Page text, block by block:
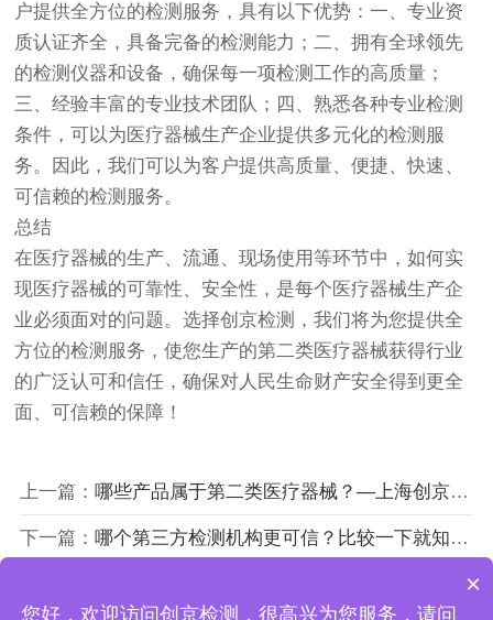
户提供全方位的检测服务，具有以下优势：一、专业资
质认证齐全，具备完备的检测能力；二、拥有全球领先
的检测仪器和设备，确保每一项检测工作的高质量；
三、经验丰富的专业技术团队；四、熟悉各种专业检测
条件，可以为医疗器械生产企业提供多元化的检测服
务。因此，我们可以为客户提供高质量、便捷、快速、
可信赖的检测服务。
总结
在医疗器械的生产、流通、现场使用等环节中，如何实
现医疗器械的可靠性、安全性，是每个医疗器械生产企
业必须面对的问题。选择创京检测 ，我们将为您提供全
方位的检测服务，使您生产的第二类医疗器械获得行业
的广泛认可和信任，确保对人民生命财产安全得到更全
面、可信赖的保障！
上一篇： 哪些产品属于第二类医疗器械？—上海创京医疗器械检测公司
下一篇： 哪个第三方检测机构更可信？比较一下就知道了！—上海创京医疗器械第三方检测机构
上海创京检测技术有限公司
×
您好，欢迎访问创京检测，很高兴为您服务，请问